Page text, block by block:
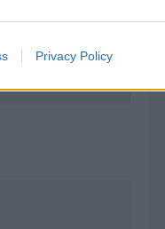
Privacy Policy
στο Λαύριο